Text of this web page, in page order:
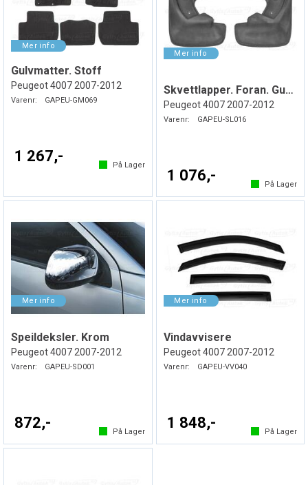
Gulvmatter. Stoff
Peugeot 4007 2007-2012
Varenr: GAPEU-GM069
1 267,-
På Lager
Skvettlapper. Foran. Gummi
Peugeot 4007 2007-2012
Varenr: GAPEU-SL016
1 076,-
På Lager
Speildeksler. Krom
Peugeot 4007 2007-2012
Varenr: GAPEU-SD001
872,-
På Lager
Vindavvisere
Peugeot 4007 2007-2012
Varenr: GAPEU-VV040
1 848,-
På Lager